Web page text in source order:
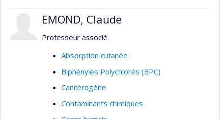
EMOND, Claude
Professeur associé
Absorption cutanée
Biphényles Polychlorés (BPC)
Cancérogène
Contaminants chimiques